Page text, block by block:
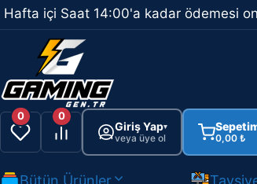
İçeriğe
atla
Hafta içi Saat 14:00'a kadar ödemesi
0 0
Giriş Yap▾
veya üye ol 0,00 ₺
Bütün Ürünler